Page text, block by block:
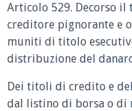
Articolo 529. Decorso
creditore pignorante e
muniti di titolo
distribuzione del
Dei titoli di credito e
dal listino di borsa o di